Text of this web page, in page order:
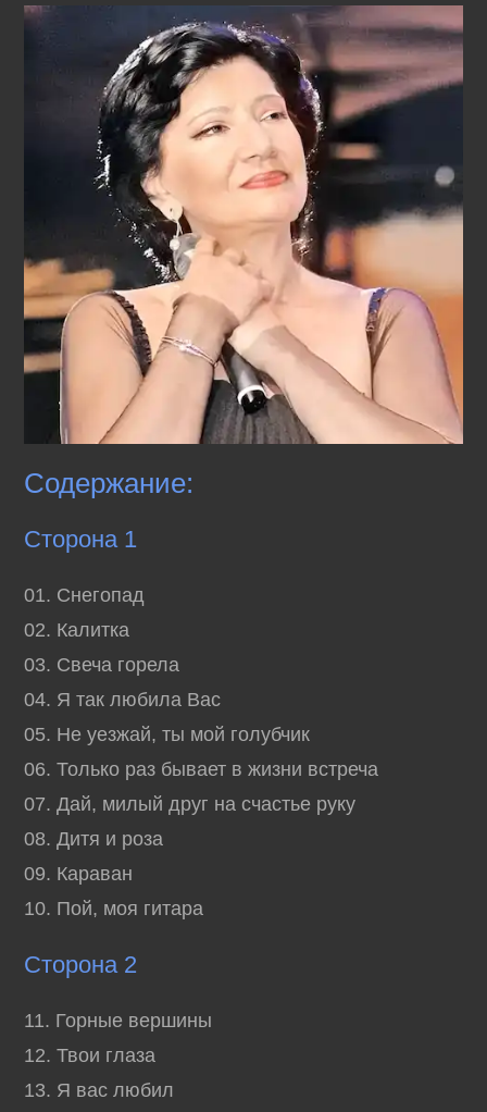
Содержание:
Сторона 1
01. Снегопад
02. Калитка
03. Свеча горела
04. Я так любила Вас
05. Не уезжай, ты мой голубчик
06. Только раз бывает в жизни встреча
07. Дай, милый друг на счастье руку
08. Дитя и роза
09. Караван
10. Пой, моя гитара
Сторона 2
11. Горные вершины
12. Твои глаза
13. Я вас любил